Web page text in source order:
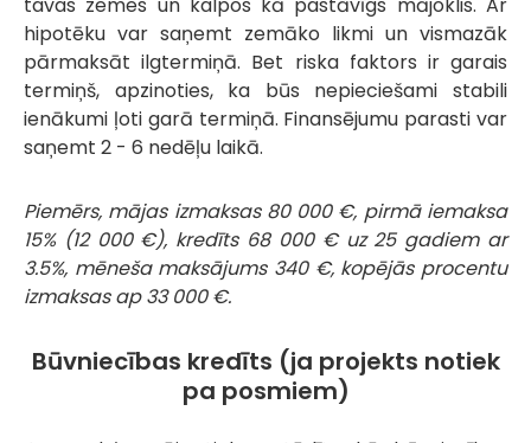
tavas zemes un kalpos kā pastāvīgs mājoklis. Ar
hipotēku var saņemt zemāko likmi un vismazāk
pārmaksāt ilgtermiņā. Bet riska faktors ir garais
termiņš, apzinoties, ka būs nepieciešami stabili
ienākumi ļoti garā termiņā. Finansējumu parasti var
saņemt 2 - 6 nedēļu laikā.
Piemērs, mājas izmaksas 80 000 €, pirmā iemaksa
15% (12 000 €), kredīts 68 000 € uz 25 gadiem ar
3.5%, mēneša maksājums 340 €, kopējās procentu
izmaksas ap 33 000 €.
Būvniecības kredīts (ja projekts notiek
pa posmiem)